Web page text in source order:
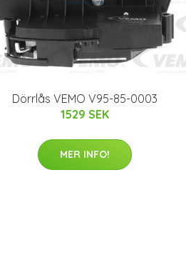
Dörrlås VEMO V95-85-0003
1529 SEK
MER INFO!